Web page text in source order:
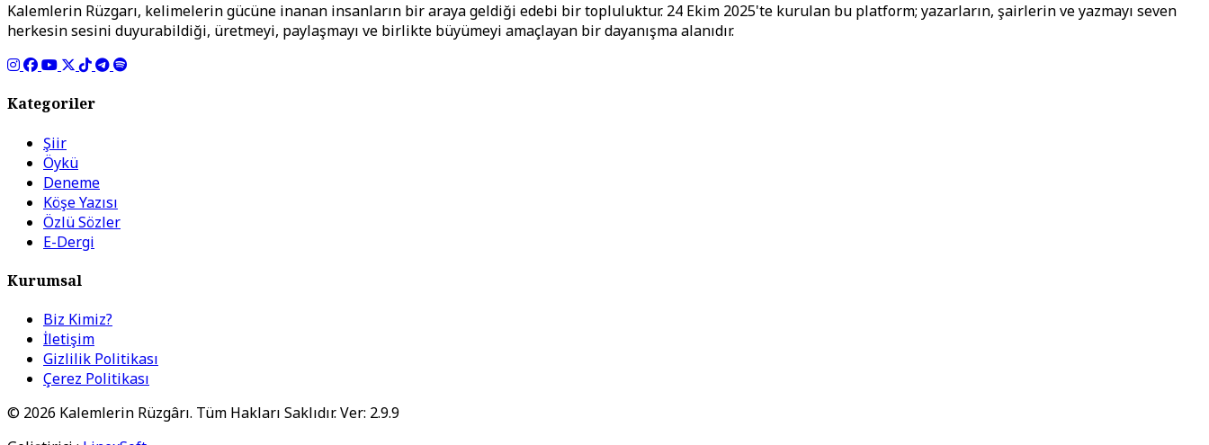
Kalemlerin Rüzgarı, kelimelerin gücüne inanan insanların bir araya geldiği edebi bir topluluktur. 24 Ekim 2025'te kurulan bu platform; yazarların, şairlerin ve yazmayı seven
herkesin sesini duyurabildiği, üretmeyi, paylaşmayı ve birlikte büyümeyi amaçlayan bir dayanışma alanıdır.
Kategoriler
Şiir
Öykü
Deneme
Köşe Yazısı
Özlü Sözler
E-Dergi
Kurumsal
Biz Kimiz?
İletişim
Gizlilik Politikası
Çerez Politikası
© 2026 Kalemlerin Rüzgârı. Tüm Hakları Saklıdır. Ver: 2.9.9